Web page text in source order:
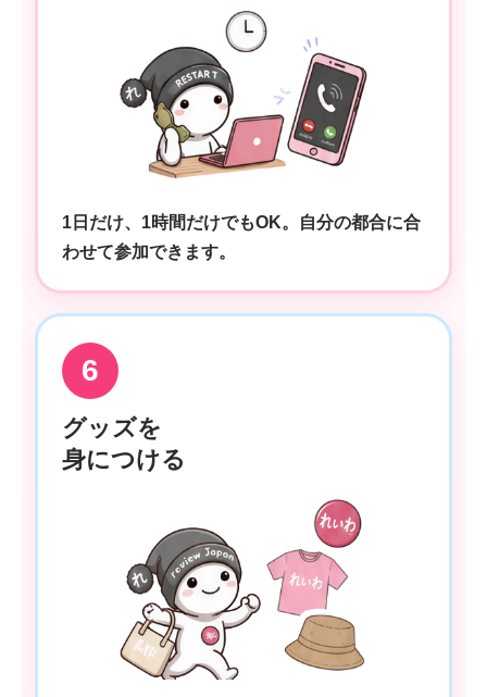
1日だけ、1時間だけでもOK。自分の都合に合
わせて参加できます。
6
グッズを
身につける